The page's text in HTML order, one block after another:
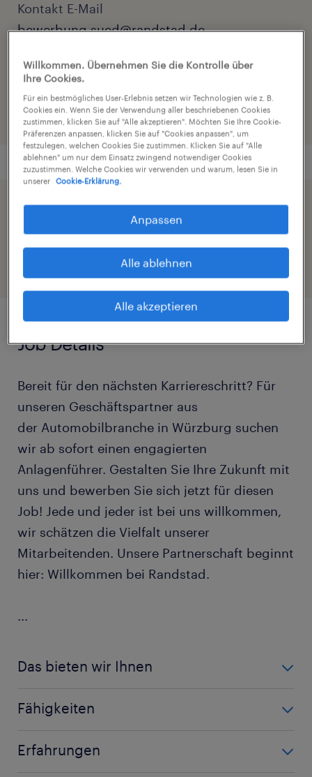
Kontakt E-Mail
bewerbung.sued@randstad.de
Referenznummer
C01290753
Beschleunigen Sie die Jobsuche durch die
Freigabe Ihres Profils
Job Details
Bereit für den nächsten Karriereschritt? Für
unseren Geschäftspartner aus
der Automobilbranche in Würzburg suchen
wir ab sofort einen engagierten
Anlagenführer. Gestalten Sie Ihre Zukunft mit
uns und bewerben Sie sich jetzt für diesen
Job! Jede und jeder ist bei uns willkommen,
wir schätzen die Vielfalt unserer
Mitarbeitenden. Unsere Partnerschaft beginnt
hier: Willkommen bei Randstad.
...
Das bieten wir Ihnen
Urlaubsgeld
Fähigkeiten
Erfahrungen
Willkommen. Übernehmen Sie die Kontrolle über
Ihre Cookies.
Für ein bestmögliches User-Erlebnis setzen wir Technologien wie z. B.
Cookies ein. Wenn Sie der Verwendung aller beschriebenen Cookies
zustimmen, klicken Sie auf "Alle akzeptieren". Möchten Sie Ihre Cookie-
Präferenzen anpassen, klicken Sie auf "Cookies anpassen", um
festzulegen, welchen Cookies Sie zustimmen. Klicken Sie auf "Alle
ablehnen" um nur dem Einsatz zwingend notwendiger Cookies
zuzustimmen. Welche Cookies wir verwenden und warum, lesen Sie in
unserer
Cookie-Erklärung.
Anpassen
Alle ablehnen
Alle akzeptieren